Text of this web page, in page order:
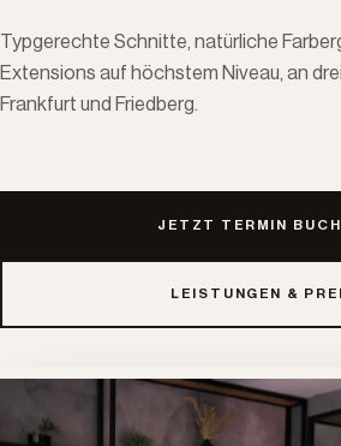
Typgerechte Schnitte, natürliche
Extensions auf höchstem Niveau, an
Frankfurt und Friedberg.
JETZT TERMIN
LEISTUNGEN &